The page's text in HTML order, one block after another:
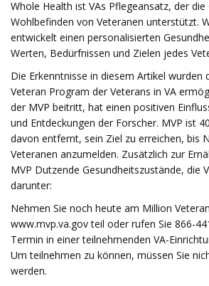
Whole Health ist VAs Pflegeansatz, der
Wohlbefinden von Veteranen unterstützt.
entwickelt einen personalisierten
Werten, Bedürfnissen und Zielen jedes
Die Erkenntnisse in diesem Artikel wurden
Veteran Program der Veterans in VA
der MVP beitritt, hat einen positiven
und Entdeckungen der Forscher. MVP ist
davon entfernt, sein Ziel zu erreichen, bis
Veteranen anzumelden. Zusätzlich zur
MVP Dutzende Gesundheitszustände, die
darunter:
Nehmen Sie noch heute am Million
www.mvp.va.gov teil oder rufen Sie 866-
Termin in einer teilnehmenden VA-
Um teilnehmen zu können, müssen Sie
werden.